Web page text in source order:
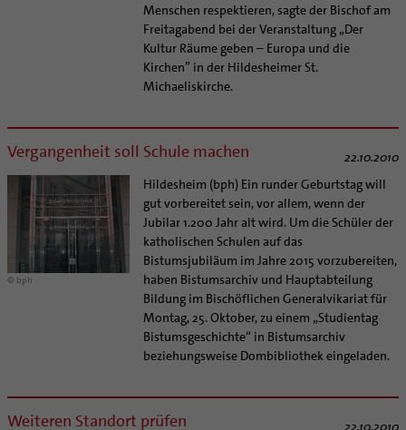
Menschen respektieren, sagte der Bischof am
Freitagabend bei der Veranstaltung „Der
Kultur Räume geben – Europa und die
Kirchen” in der Hildesheimer St.
Michaeliskirche.
Vergangenheit soll Schule machen 22.10.2010
© bph
Hildesheim (bph) Ein runder Geburtstag will
gut vorbereitet sein, vor allem, wenn der
Jubilar 1.200 Jahr alt wird. Um die Schüler der
katholischen Schulen auf das
Bistumsjubiläum im Jahre 2015 vorzubereiten,
haben Bistumsarchiv und Hauptabteilung
Bildung im Bischöflichen Generalvikariat für
Montag, 25. Oktober, zu einem „Studientag
Bistumsgeschichte“ in Bistumsarchiv
beziehungsweise Dombibliothek eingeladen.
Weiteren Standort prüfen 22.10.2010